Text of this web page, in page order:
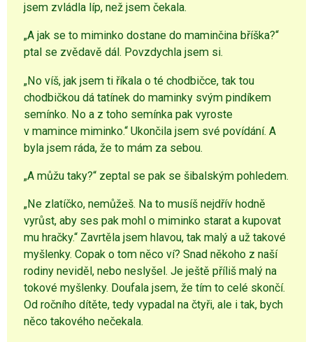
jsem zvládla líp, než jsem čekala.
„A jak se to miminko dostane do maminčina bříška?“
ptal se zvědavě dál. Povzdychla jsem si.
„No víš, jak jsem ti říkala o té chodbičce, tak tou
chodbičkou dá tatínek do maminky svým pindíkem
semínko. No a z toho semínka pak vyroste
v mamince miminko.“ Ukončila jsem své povídání. A
byla jsem ráda, že to mám za sebou.
„A můžu taky?“ zeptal se pak se šibalským pohledem.
„Ne zlatíčko, nemůžeš. Na to musíš nejdřív hodně
vyrůst, aby ses pak mohl o miminko starat a kupovat
mu hračky.“ Zavrtěla jsem hlavou, tak malý a už takové
myšlenky. Copak o tom něco ví? Snad někoho z naší
rodiny neviděl, nebo neslyšel. Je ještě příliš malý na
tokové myšlenky. Doufala jsem, že tím to celé skončí.
Od ročního dítěte, tedy vypadal na čtyři, ale i tak, bych
něco takového nečekala.